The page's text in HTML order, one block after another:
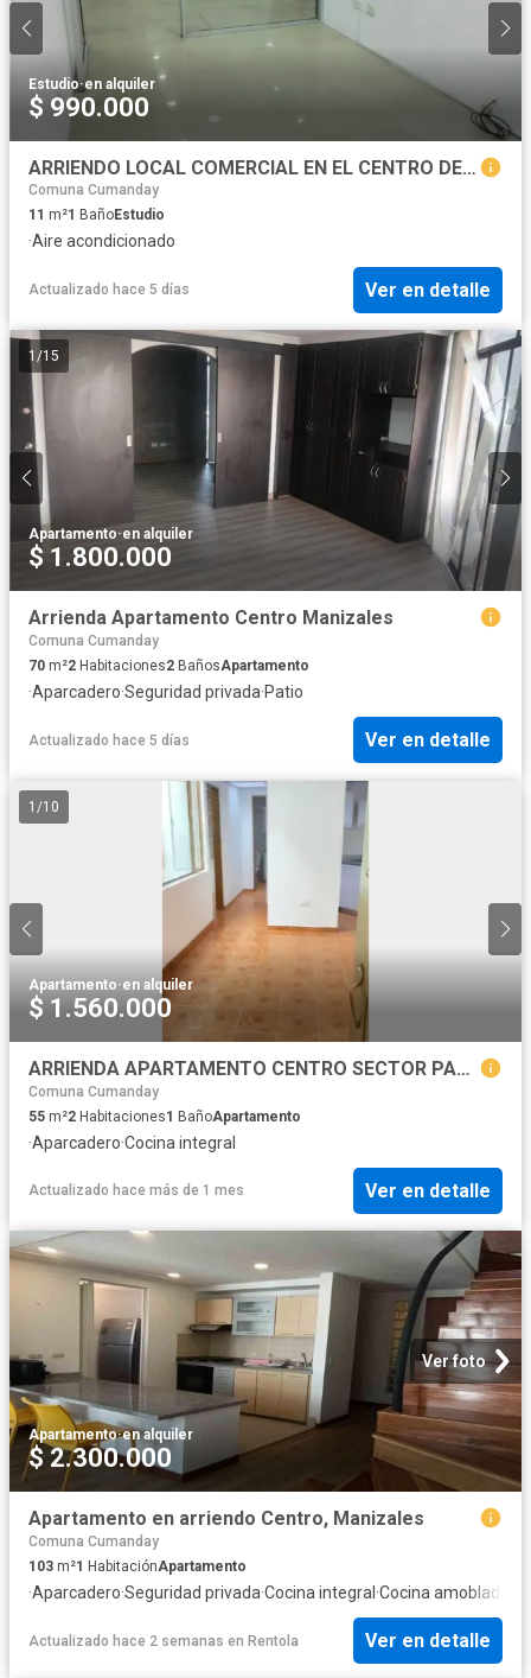
Estudio·en alquiler
$ 990.000
ARRIENDO LOCAL COMERCIAL EN EL CENTRO DE MANIZALES | ARRIENDOS
Comuna Cumanday
11 m²1 BañoEstudio
·Aire acondicionado
Actualizado hace 5 días Ver en detalle
1 /15
Apartamento·en alquiler
$ 1.800.000
Arrienda Apartamento Centro Manizales
Comuna Cumanday
70 m²2 Habitaciones2 BañosApartamento
·Aparcadero·Seguridad privada·Patio
Actualizado hace 5 días Ver en detalle
1 /10
Apartamento·en alquiler
$ 1.560.000
ARRIENDA APARTAMENTO CENTRO SECTOR PARQUE CALDAS
Comuna Cumanday
55 m²2 Habitaciones1 BañoApartamento
·Aparcadero·Cocina integral
Actualizado hace más de 1 mes Ver en detalle
Ver foto
Apartamento·en alquiler
$ 2.300.000
Apartamento en arriendo Centro, Manizales
Comuna Cumanday
103 m²1 HabitaciónApartamento
·Aparcadero·Seguridad privada·Cocina integral ·Cocina amoblada
Actualizado hace 2 semanas en Rentola Ver en detalle